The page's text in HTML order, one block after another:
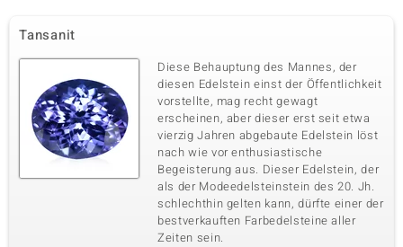
Edelsteinvarietät
Zirkon 16 à 1,3 mm
Karatgewicht Summe
0,19 ct
Schliff
Rundschliff
Fassung
Krappenfassung
Herkunft
Kambodscha
Tansanit
Diese Behauptung des Mannes, der
diesen Edelstein einst der Öffentlichkeit
vorstellte, mag recht gewagt
erscheinen, aber dieser erst seit etwa
vierzig Jahren abgebaute Edelstein löst
nach wie vor enthusiastische
Begeisterung aus. Dieser Edelstein, der
als der Modeedelsteinstein des 20. Jh.
schlechthin gelten kann, dürfte einer der
bestverkauften Farbedelsteine aller
Zeiten sein.